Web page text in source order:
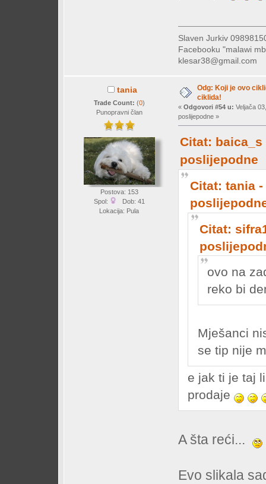
Slaven Jurkiv
Facebooku "malawi
klesar38@gmail.com
tania
Trade Count: (0)
Punopravni član
Postova: 153
Spol:
Dob: 41
Lokacija: Pula
Odg: Koji je ovo
ciklida!
« Odgovori #54 u: Veljača
poslijepodne »
Citat: baica_s
poslijepodne
Citat: tania -
Citat:
ovo na
reko bi
Mješanci
se tip nije
e jak ti je taj
prodaje
A šta reći...
Evo slikala